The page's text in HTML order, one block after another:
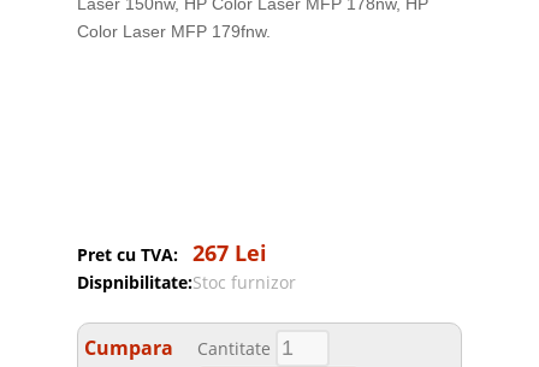
Color Laser MFP 179fnw.
Pret cu TVA: 267 Lei
Dispnibilitate:Stoc furnizor
Cumpara Cantitate